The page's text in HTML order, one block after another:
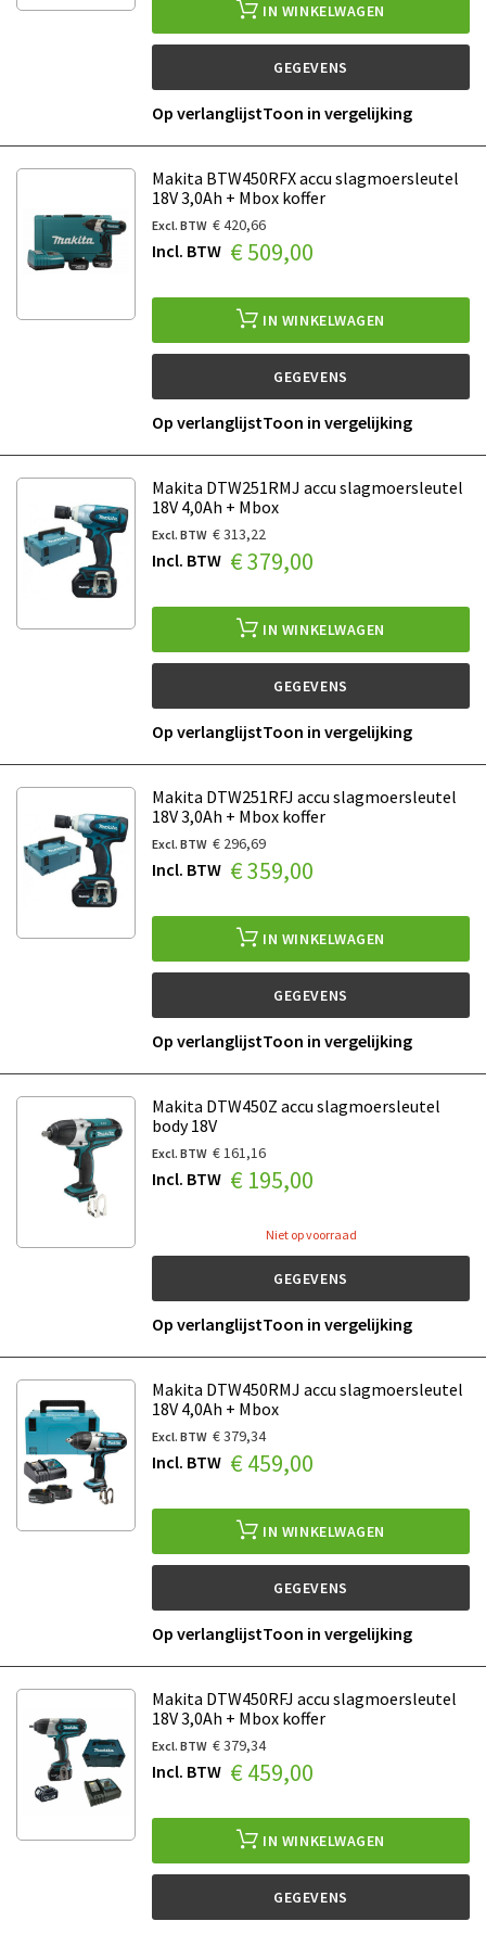
IN WINKELWAGEN
GEGEVENS
Op verlanglijstToon in vergelijking
Makita BTW450RFX accu slagmoersleutel
18V 3,0Ah + Mbox koffer
€ 420,66
€ 509,00
IN WINKELWAGEN
GEGEVENS
Op verlanglijstToon in vergelijking
Makita DTW251RMJ accu slagmoersleutel
18V 4,0Ah + Mbox
€ 313,22
€ 379,00
IN WINKELWAGEN
GEGEVENS
Op verlanglijstToon in vergelijking
Makita DTW251RFJ accu slagmoersleutel
18V 3,0Ah + Mbox koffer
€ 296,69
€ 359,00
IN WINKELWAGEN
GEGEVENS
Op verlanglijstToon in vergelijking
Makita DTW450Z accu slagmoersleutel
body 18V
€ 161,16
€ 195,00
Niet op voorraad
GEGEVENS
Op verlanglijstToon in vergelijking
Makita DTW450RMJ accu slagmoersleutel
18V 4,0Ah + Mbox
€ 379,34
€ 459,00
IN WINKELWAGEN
GEGEVENS
Op verlanglijstToon in vergelijking
Makita DTW450RFJ accu slagmoersleutel
18V 3,0Ah + Mbox koffer
€ 379,34
€ 459,00
IN WINKELWAGEN
GEGEVENS